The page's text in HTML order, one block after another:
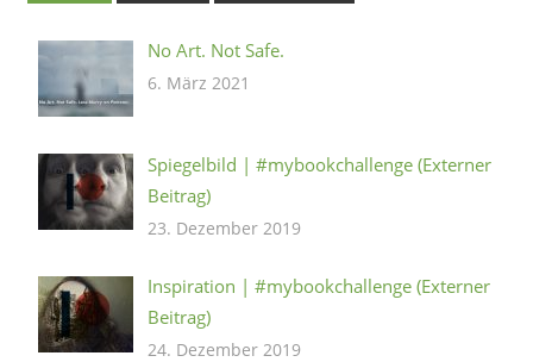
No Art. Not Safe.
6. März 2021
Spiegelbild | #mybookchallenge (Externer
Beitrag)
23. Dezember 2019
Inspiration | #mybookchallenge (Externer
Beitrag)
24. Dezember 2019